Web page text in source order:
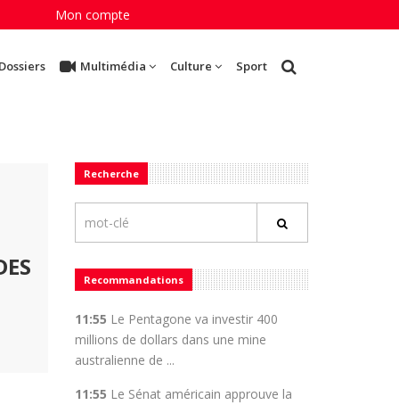
Mon compte
Multimédia Culture Sport
Recherche
Recommandations
11:55 Le Pentagone va investir 400
millions de dollars dans une mine
australienne de ...
11:55 Le Sénat américain approuve la